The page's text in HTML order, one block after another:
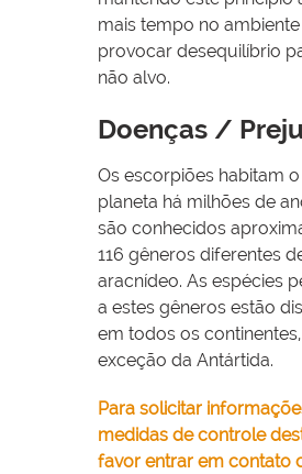
mais tempo no
provocar desequilíbrio
não alvo.
Doenças /
Os escorpiões habitam
planeta há milhões de
são conhecidos
116 gêneros diferentes
aracnídeo. As espécies
a estes gêneros estão
em todos os
exceção da Antártida.
Para solicitar
medidas de controle
favor entrar em contato